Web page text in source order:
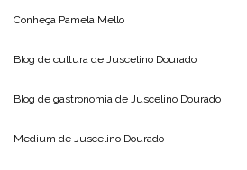
Conheça Pamela Mello
Blog de cultura de Juscelino Dourado
Blog de gastronomia de Juscelino Dourado
Medium de Juscelino Dourado